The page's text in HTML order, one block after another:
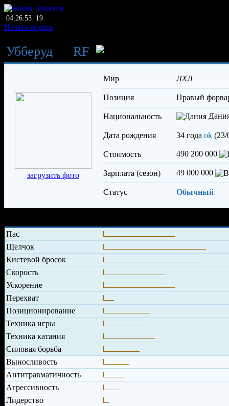
04:26:53 19
Начать играть
Убберуд RF
загрузить фото
Мир ЛХЛ
Позиция правый
Национальность
Дата рождения 34 года ok (23/
Стоимость 490 200 000
Зарплата (сезон) 49 000 000
Статус Обычный
Пас
Щелчок
Кистевой бросок
Скорость
Ускорение
Перехват
Позиционирование
Техника игры
Техника катания
Силовая борьба
Выносливость
Антитравматичность
Агрессивность
Лидерство